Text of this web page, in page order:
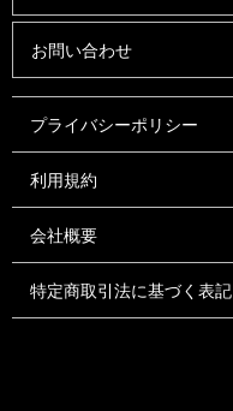
お問い合わせ
プライバシーポリシー
利用規約
会社概要
特定商取引法に基づく表記